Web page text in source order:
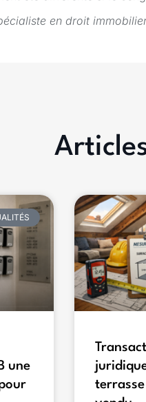
en droit
une